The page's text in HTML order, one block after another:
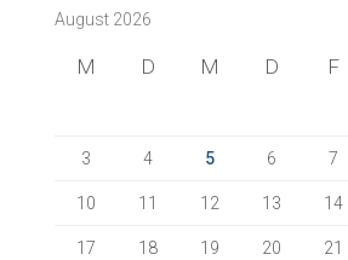
a
August 2026
M D M D F
3 4 5 6 7
10 11 12 13 14
17 18 19 20 21